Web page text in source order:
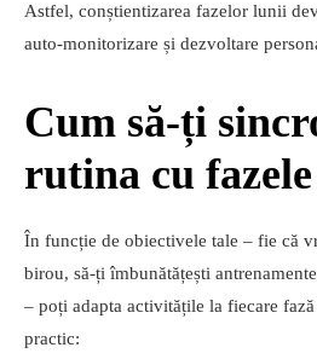
Astfel, conștientizarea fazelor lunii
auto‑monitorizare și dezvoltare
Cum să-ți
rutina cu
În funcție de obiectivele tale – fie că
birou, să-ți îmbunătățești
– poți adapta activitățile la fiecare
practic: